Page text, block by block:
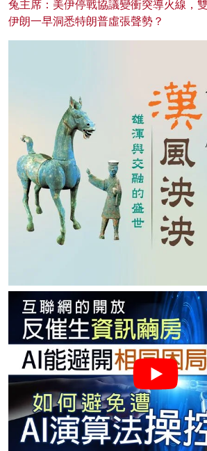
兔主席：美伊停戰協議變衝突導火線，
伊朗一早洞悉特朗普虛張聲勢？